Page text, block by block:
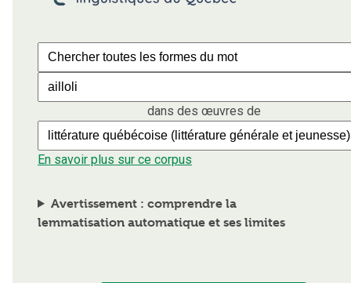
dans des œuvres de
En savoir plus sur ce corpus
Avertissement : comprendre la
lemmatisation automatique et ses limites